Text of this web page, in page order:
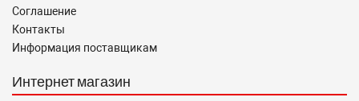
Соглашение
Контакты
Информация поставщикам
Интернет магазин